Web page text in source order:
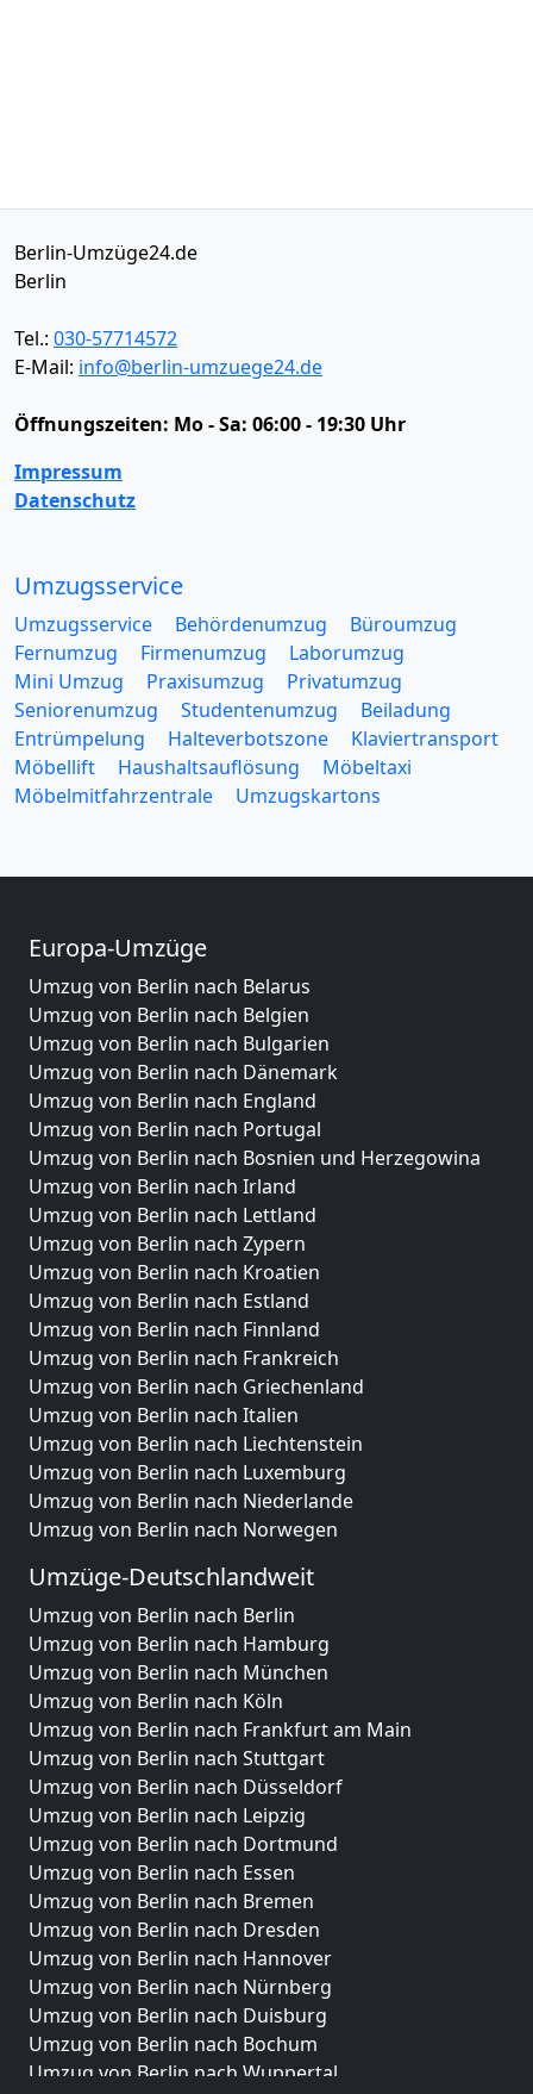
Berlin-Umzüge24.de
Berlin
Tel.: 030-57714572
E-Mail: info@berlin-umzuege24.de
Öffnungszeiten: Mo - Sa: 06:00 - 19:30 Uhr
Impressum
Datenschutz
Umzugsservice
Umzugsservice Behördenumzug
Büroumzug
Fernumzug
Firmenumzug
Laborumzug
Mini Umzug
Praxisumzug
Privatumzug
Seniorenumzug
Studentenumzug
Beiladung
Entrümpelung
Halteverbotszone
Klaviertransport
Möbellift
Haushaltsauflösung
Möbeltaxi
Möbelmitfahrzentrale
Umzugskartons
Europa-Umzüge
Umzug von Berlin nach Belarus
Umzug von Berlin nach Belgien
Umzug von Berlin nach Bulgarien
Umzug von Berlin nach Dänemark
Umzug von Berlin nach England
Umzug von Berlin nach Portugal
Umzug von Berlin nach Bosnien und Herzegowina
Umzug von Berlin nach Irland
Umzug von Berlin nach Lettland
Umzug von Berlin nach Zypern
Umzug von Berlin nach Kroatien
Umzug von Berlin nach Estland
Umzug von Berlin nach Finnland
Umzug von Berlin nach Frankreich
Umzug von Berlin nach Griechenland
Umzug von Berlin nach Italien
Umzug von Berlin nach Liechtenstein
Umzug von Berlin nach Luxemburg
Umzug von Berlin nach Niederlande
Umzug von Berlin nach Norwegen
Umzüge-Deutschlandweit
Umzug von Berlin nach Berlin
Umzug von Berlin nach Hamburg
Umzug von Berlin nach München
Umzug von Berlin nach Köln
Umzug von Berlin nach Frankfurt am Main
Umzug von Berlin nach Stuttgart
Umzug von Berlin nach Düsseldorf
Umzug von Berlin nach Leipzig
Umzug von Berlin nach Dortmund
Umzug von Berlin nach Essen
Umzug von Berlin nach Bremen
Umzug von Berlin nach Dresden
Umzug von Berlin nach Hannover
Umzug von Berlin nach Nürnberg
Umzug von Berlin nach Duisburg
Umzug von Berlin nach Bochum
Umzug von Berlin nach Wuppertal